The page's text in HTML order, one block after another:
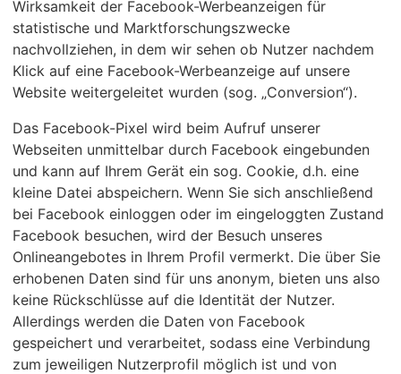
Wirksamkeit der Facebook-Werbeanzeigen für
statistische und Marktforschungszwecke
nachvollziehen, in dem wir sehen ob Nutzer nachdem
Klick auf eine Facebook-Werbeanzeige auf unsere
Website weitergeleitet wurden (sog. „Conversion“).
Das Facebook-Pixel wird beim Aufruf unserer
Webseiten unmittelbar durch Facebook eingebunden
und kann auf Ihrem Gerät ein sog. Cookie, d.h. eine
kleine Datei abspeichern. Wenn Sie sich anschließend
bei Facebook einloggen oder im eingeloggten Zustand
Facebook besuchen, wird der Besuch unseres
Onlineangebotes in Ihrem Profil vermerkt. Die über Sie
erhobenen Daten sind für uns anonym, bieten uns also
keine Rückschlüsse auf die Identität der Nutzer.
Allerdings werden die Daten von Facebook
gespeichert und verarbeitet, sodass eine Verbindung
zum jeweiligen Nutzerprofil möglich ist und von